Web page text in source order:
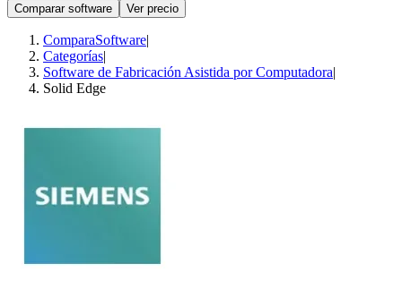
Comparar software
Ver precio
ComparaSoftware|
Categorías|
Software de Fabricación Asistida por Computadora|
Solid Edge